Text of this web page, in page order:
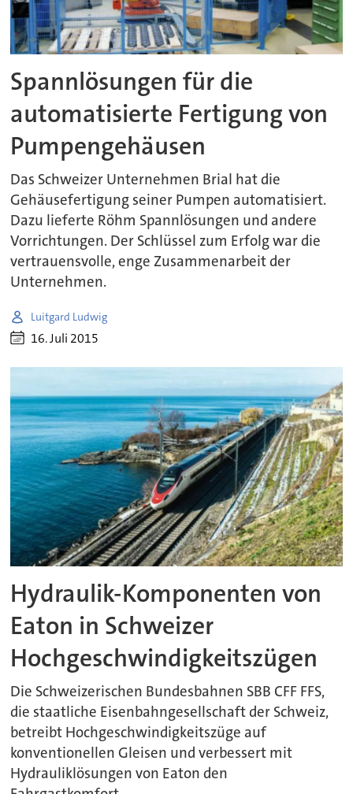
Spannlösungen für die
automatisierte Fertigung von
Pumpengehäusen
Das Schweizer Unternehmen Brial hat die
Gehäusefertigung seiner Pumpen automatisiert.
Dazu lieferte Röhm Spannlösungen und andere
Vorrichtungen. Der Schlüssel zum Erfolg war die
vertrauensvolle, enge Zusammenarbeit der
Unternehmen.
Luitgard Ludwig
16. Juli 2015
Hydraulik-Komponenten von
Eaton in Schweizer
Hochgeschwindigkeitszügen
Die Schweizerischen Bundesbahnen SBB CFF FFS,
die staatliche Eisenbahngesellschaft der Schweiz,
betreibt Hochgeschwindigkeitszüge auf
konventionellen Gleisen und verbessert mit
Hydrauliklösungen von Eaton den